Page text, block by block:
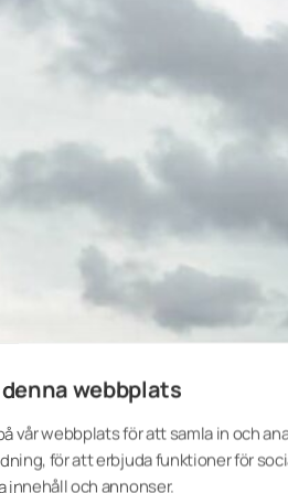
webbplats
vår webbplats för att samla in och
för att erbjuda funktioner för
innehåll och annonser.
som